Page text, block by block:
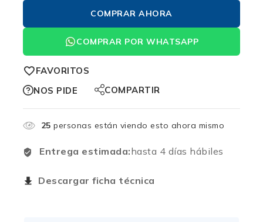
COMPRAR AHORA
COMPRAR POR WHATSAPP
FAVORITOS
NOS PIDE
COMPARTIR
25 personas están viendo esto ahora mismo
Entrega estimada:hasta 4 días hábiles
Descargar ficha técnica